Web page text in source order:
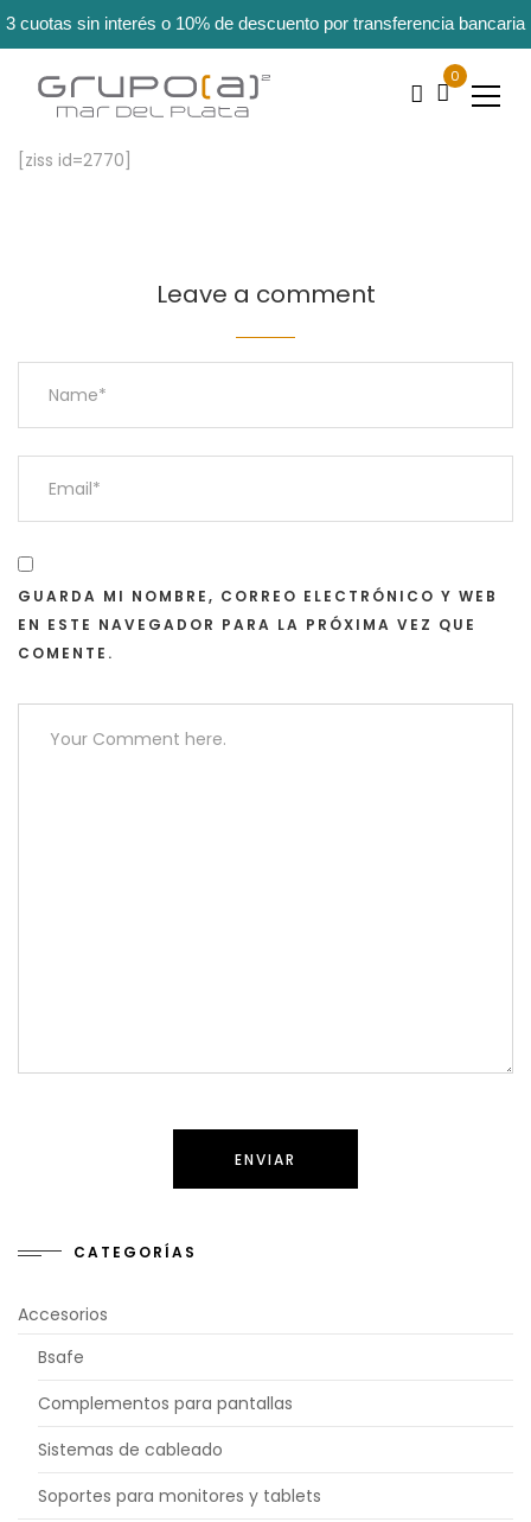
3 cuotas sin interés o 10% de descuento por transferencia bancaria
0
[ziss id=2770]
Leave a comment
GUARDA MI NOMBRE, CORREO ELECTRÓNICO Y WEB
EN ESTE NAVEGADOR PARA LA PRÓXIMA VEZ QUE
COMENTE.
CATEGORÍAS
Accesorios
Bsafe
Complementos para pantallas
Sistemas de cableado
Soportes para monitores y tablets